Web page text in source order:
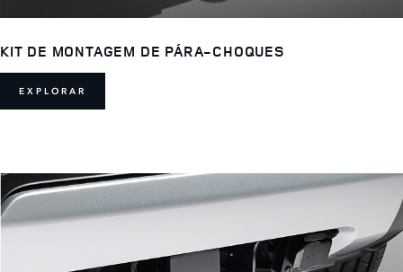
KIT DE MONTAGEM DE PÁRA-CHOQUES
EXPLORAR